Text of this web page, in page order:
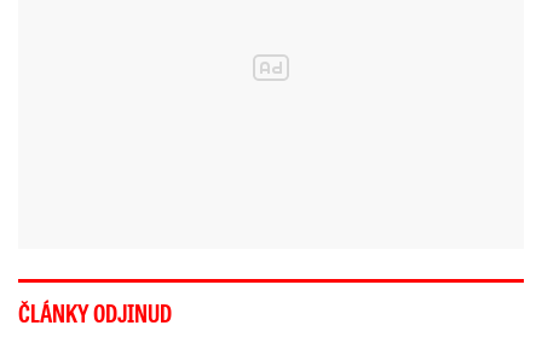
ČLÁNKY ODJINUD